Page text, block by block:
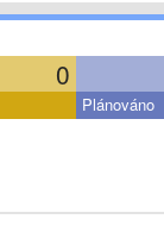
0
Plánováno